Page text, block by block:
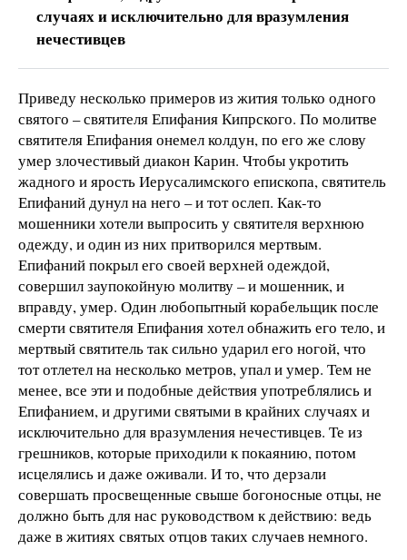
случаях и исключительно для вразумления
нечестивцев
Приведу несколько примеров из жития только одного
святого – святителя Епифания Кипрского. По молитве
святителя Епифания онемел колдун, по его же слову
умер злочестивый диакон Карин. Чтобы укротить
жадного и ярость Иерусалимского епископа, святитель
Епифаний дунул на него – и тот ослеп. Как-то
мошенники хотели выпросить у святителя верхнюю
одежду, и один из них притворился мертвым.
Епифаний покрыл его своей верхней одеждой,
совершил заупокойную молитву – и мошенник, и
вправду, умер. Один любопытный корабельщик после
смерти святителя Епифания хотел обнажить его тело, и
мертвый святитель так сильно ударил его ногой, что
тот отлетел на несколько метров, упал и умер. Тем не
менее, все эти и подобные действия употреблялись и
Епифанием, и другими святыми в крайних случаях и
исключительно для вразумления нечестивцев. Те из
грешников, которые приходили к покаянию, потом
исцелялись и даже оживали. И то, что дерзали
совершать просвещенные свыше богоносные отцы, не
должно быть для нас руководством к действию: ведь
даже в житиях святых отцов таких случаев немного.